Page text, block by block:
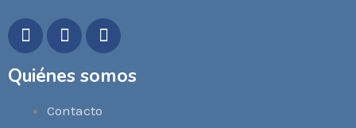
W
h
t
a
F
a
e
o
Y
o
t
Quiénes somos
Contacto